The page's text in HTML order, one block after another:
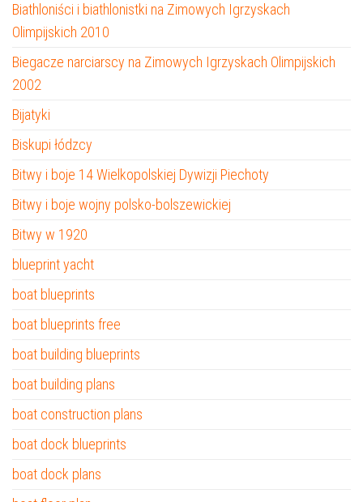
Biathloniści i biathlonistki na Zimowych Igrzyskach
Olimpijskich 2010
Biegacze narciarscy na Zimowych Igrzyskach Olimpijskich
2002
Bijatyki
Biskupi łódzcy
Bitwy i boje 14 Wielkopolskiej Dywizji Piechoty
Bitwy i boje wojny polsko-bolszewickiej
Bitwy w 1920
blueprint yacht
boat blueprints
boat blueprints free
boat building blueprints
boat building plans
boat construction plans
boat dock blueprints
boat dock plans